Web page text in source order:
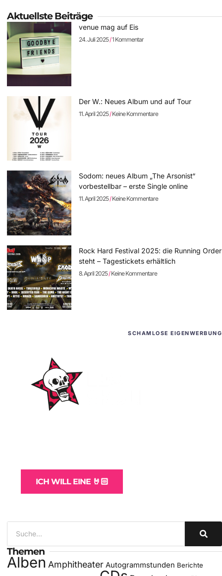
Aktuellste Beiträge
venue mag auf Eis
24. Juli 2025 1 Kommentar
Der W.: Neues Album und auf Tour
11. April 2025 Keine Kommentare
Sodom: neues Album „The Arsonist“
vorbestellbar – erste Single online
11. April 2025 Keine Kommentare
Rock Hard Festival 2025: die Running Order
steht – Tagestickets erhältlich
8. April 2025 Keine Kommentare
SCHAMLOSE EIGENWERBUNG
ICH WILL EINE 🤘🏻
Themen
Alben Amphitheater Autogrammstunden Berichte